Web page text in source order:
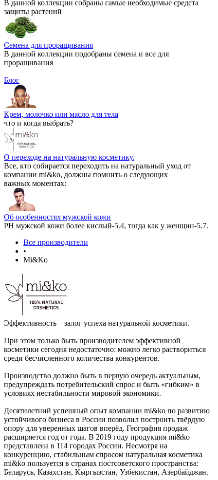
В данной коллекции собраны самые необходимые средста
защиты растений
Семена для проращивания
В данной коллекции подобраны семена и все для
проращивания
Блог
Крем, молочко или масло для тела
что и когда выбрать?
О переходе на натуральную косметику.
Все, кто собирается переходить на натуральный уход от
компании mi&ko, должны помнить о следующих
важных моментах:
Об особенностях мужской кожи
РН мужской кожи более кислый-5.4, тогда как у женщин-5.7.
Все производители
•
Mi&Ko
Эффективность – залог успеха натуральной косметики.
При этом только быть производителем эффективной
косметики сегодня недостаточно: можно легко раствориться
среди бесчисленного количества конкурентов.
Производство должно быть в первую очередь актуальным,
предупреждать потребительский спрос и быть «гибким» в
условиях нестабильности мировой экономики.
Десятилетний успешный опыт компании mi&ko по развитию
устойчивого бизнеса в России позволил построить твёрдую
опору для уверенных шагов вперёд. География продаж
расширяется год от года. В 2019 году продукция mi&ko
представлена в 114 городах России. Несмотря на
конкуренцию, стабильным спросом натуральная косметика
mi&ko пользуется в странах постсоветского пространства:
Беларусь, Казахстан, Кыргызстан, Узбекистан, Азербайджан.